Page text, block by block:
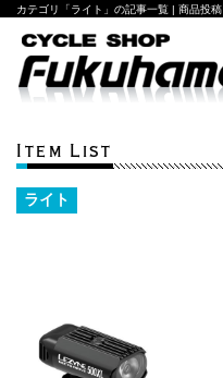
カテゴリ「ライト」の記事一覧 | 商品投稿
Item List
ライト